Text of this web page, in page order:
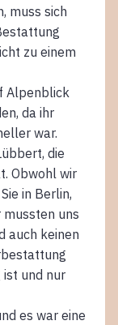
muss sich
zu einem
Alpenblick
da ihr
war.
die
Obwohl wir
in Berlin,
uns
auch keinen
ist und nur
es war eine